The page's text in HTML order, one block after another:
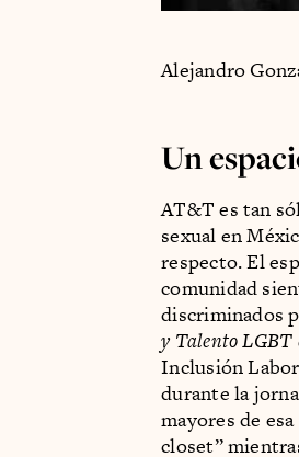
Alejandro
Un
AT&T es tan
sexual en
respecto. El
comunidad
discriminados
y Talento LGBT
Inclusión
durante la
mayores de
closet”